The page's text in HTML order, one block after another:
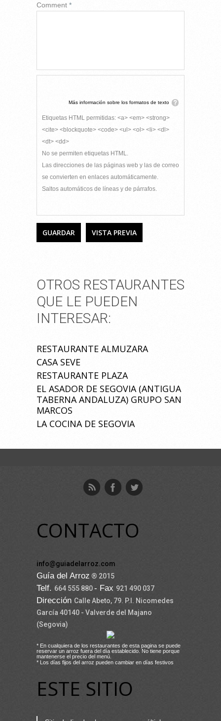
Comment *
Más información sobre los formatos de texto
Etiquetas HTML permitidas: <a> <em> <strong>
<cite> <blockquote> <code> <ul> <ol> <li> <dl>
<dt> <dd>
No se permiten etiquetas HTML.
Las direcciones de las páginas web y las de correo
se convierten en enlaces automáticamente.
Saltos automáticos de líneas y de párrafos.
OTROS RESTAURANTES
QUE LE PUEDEN
INTERESAR:
RESTAURANTE ALMUZARA
CASA SEVE
RESTAURANTE PLAZA
EL ASADOR DE SEGOVIA (ANTIGUA
TABERNA ANDALUZA) GRUPO SAN
MARCOS
LA COCINA DE SEGOVIA
CONTACTO
info@guiadelarroz.com
Guía del Arroz ® 2015
Telf. 664 555 880- Fax 921 490 037
Dirección Calle Abeto, 79. P.I. Nicomedes
García 40140 - Valverde del Majano
(Segovia)
* En cualquiera de los restaurantes de esta pagina se puede
reservar un arroz fuera del día establecido. No tiene porque
mantenerse el precio del menú.
* Los días fijos del arroz pueden cambiar en días festivos
ESTE SITIO